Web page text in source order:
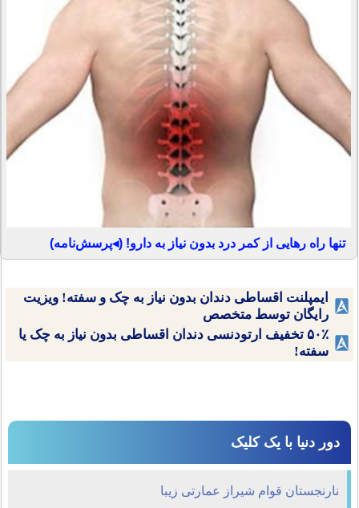
تنها راه رهایی از کمر درد بدون نیاز به دارو! (◂پرسش‌نامه)
ایمپلنت اقساطی دندان بدون نیاز به چک و سفته! ویزیت
رایگان توسط متخصص
۵۰٪ تخفیف ارتودنسی دندان اقساطی بدون نیاز به چک یا
سفته!
دور دنیا با یک کلیک
نارنجستان قوام شیراز عمارتی زیبا